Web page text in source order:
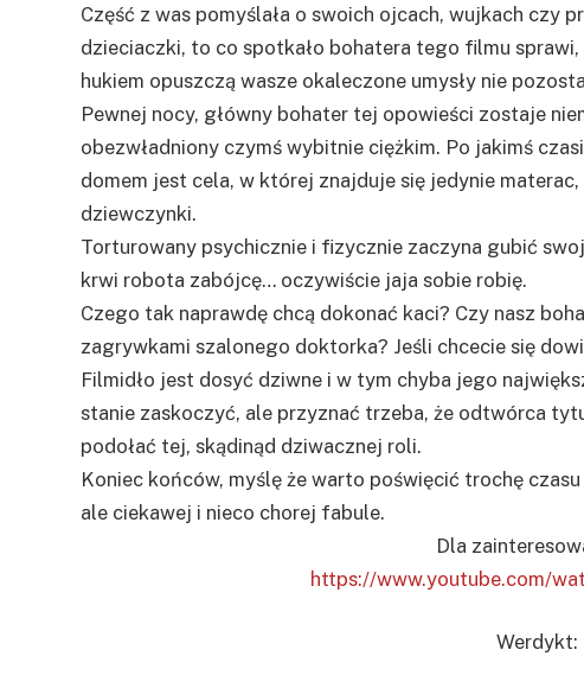
Część z was pomyślała o swoich ojcach, wujkach czy
dzieciaczki, to co spotkało bohatera tego filmu
hukiem opuszczą wasze okaleczone umysły nie
Pewnej nocy, główny bohater tej opowieści zostaje
obezwładniony czymś wybitnie ciężkim. Po jakimś
domem jest cela, w której znajduje się jedynie
dziewczynki.
Torturowany psychicznie i fizycznie zaczyna gubić
krwi robota zabójcę… oczywiście jaja sobie robię.
Czego tak naprawdę chcą dokonać kaci? Czy nasz
zagrywkami szalonego doktorka? Jeśli chcecie się
Filmidło jest dosyć dziwne i w tym chyba jego
stanie zaskoczyć, ale przyznać trzeba, że odtwórca
podołać tej, skądinąd dziwacznej roli.
Koniec końców, myślę że warto poświęcić trochę
ale ciekawej i nieco chorej fabule.
Dla
https://www.youtube.com/
Werdykt: